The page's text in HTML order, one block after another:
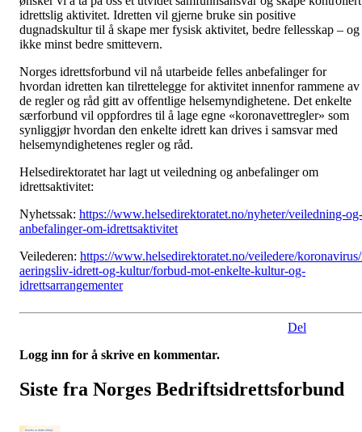
idrettslig aktivitet. Idretten vil gjerne bruke sin positive
dugnadskultur til å skape mer fysisk aktivitet, bedre fellesskap – og
ikke minst bedre smittevern.
Norges idrettsforbund vil nå utarbeide felles anbefalinger for
hvordan idretten kan tilrettelegge for aktivitet innenfor rammene av
de regler og råd gitt av offentlige helsemyndighetene. Det enkelte
særforbund vil oppfordres til å lage egne «koronavettregler» som
synliggjør hvordan den enkelte idrett kan drives i samsvar med
helsemyndighetenes regler og råd.
Helsedirektoratet har lagt ut veiledning og anbefalinger om
idrettsaktivitet:
Nyhetssak: https://www.helsedirektoratet.no/nyheter/veiledning-og-
anbefalinger-om-idrettsaktivitet
Veilederen: https://www.helsedirektoratet.no/veiledere/
aeringsliv-idrett-og-kultur/forbud-mot-enkelte-kultur-og-
idrettsarrangementer
Del
Logg inn for å skrive en kommentar.
Siste fra Norges Bedriftsidrettsforbund